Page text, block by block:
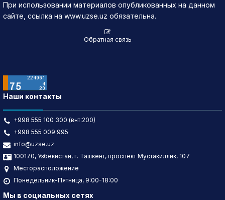
При использовании материалов опубликованных на данном
сайте, ссылка на www.uzse.uz обязательна.
Обратная связь
Наши контакты
+998 555 100 300 (внт:200)
+998 555 009 995
info@uzse.uz
100170, Узбекистан, г. Ташкент, проспект Мустакиллик, 107
Месторасположение
Понедельник-Пятница, 9:00-18:00
Мы в социальных сетях